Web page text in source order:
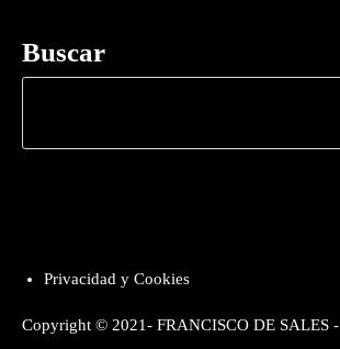
Buscar
Privacidad y Cookies
Copyright © 2021- FRANCISCO DE SALES -